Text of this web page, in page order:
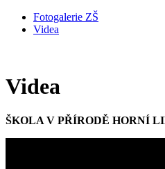
Fotogalerie ZŠ
Videa
Videa
ŠKOLA V PŘÍRODĚ HORNÍ